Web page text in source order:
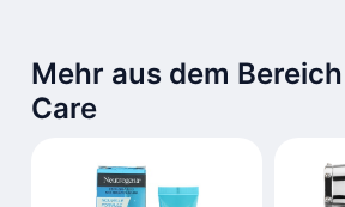
Mehr aus dem
Care